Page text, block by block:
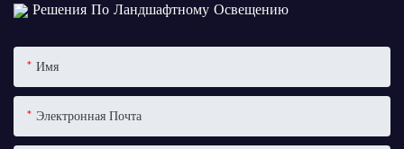
Решения По Ландшафтному Освещению
Имя
Электронная Почта